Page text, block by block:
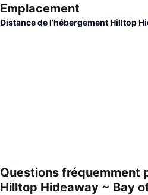
Emplacement
Distance de l’hébergement Hilltop
Agrandir la carte
Questions fréquemment
Hilltop Hideaway ~ Bay